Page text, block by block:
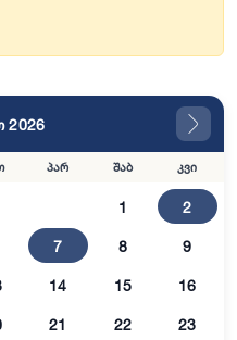
2026
პარ შაბ კვი
1 2
7 8 9
14 15 16
21 22 23